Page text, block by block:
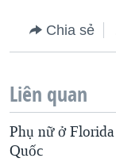
Chia sẻ
Liên quan
Phụ nữ ở
Quốc